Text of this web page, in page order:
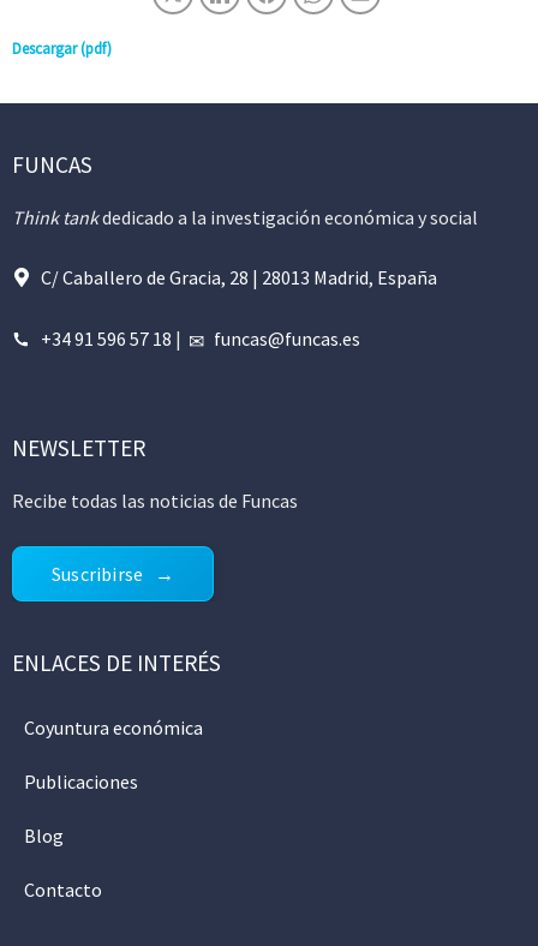
Descargar (pdf)
FUNCAS
Think tankdedicado a la investigación económica y social
C/ Caballero de Gracia, 28 | 28013 Madrid, España
+34 91 596 57 18 | funcas@funcas.es
NEWSLETTER
Recibe todas las noticias de Funcas
Suscribirse
ENLACES DE INTERÉS
Coyuntura económica
Publicaciones
Blog
Contacto